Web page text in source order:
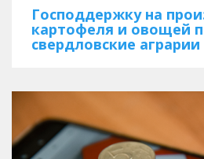
Господдержку на
картофеля и овощей
свердловские аграрии